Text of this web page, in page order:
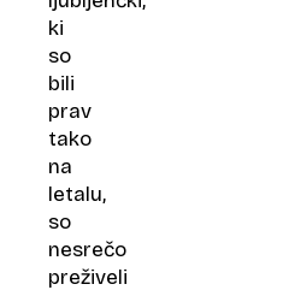
ki
so
bili
prav
tako
na
letalu,
so
nesrečo
preživeli